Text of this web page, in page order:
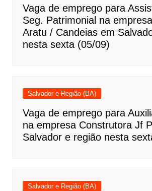
Vaga de emprego para
Seg. Patrimonial na
Aratu / Candeias em
nesta sexta (05/09)
Salvador e Região (BA)
Vaga de emprego para
na empresa Construtora Jf
Salvador e região nesta
Salvador e Região (BA)